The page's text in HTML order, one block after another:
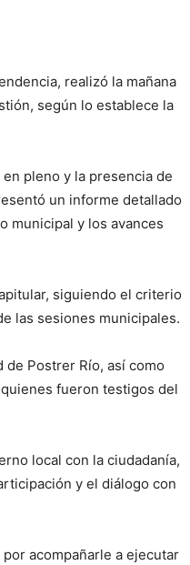
realizó la mañana
según lo establece la
pleno y la presencia de
un informe detallado
municipal y los avances
siguiendo el criterio
las sesiones municipales.
Postrer Río, así como
fueron testigos del
local con la ciudadanía,
y el diálogo con
acompañarle a ejecutar